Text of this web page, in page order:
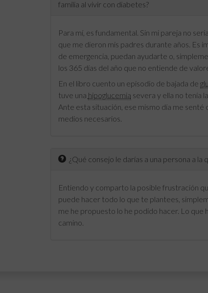
familia al vivir con diabetes?
Para mí, es fundamental. Sin mi pareja no
que me dieron mis padres durante años. Es
de emergencia, puedan ayudarte o,
los 365 días del año que no entiende de
En el libro cuento un episodio de bajada de
tuve una hipoglucemia severa y ella no tenía
Ante esta situación, ese mismo día me
medios necesarios.
¿Qué consejo le darías a una persona a la
Entiendo y comparto la posible frustración
puede hacer todo lo que te plantees,
me he propuesto lo he podido hacer. Lo
camino.